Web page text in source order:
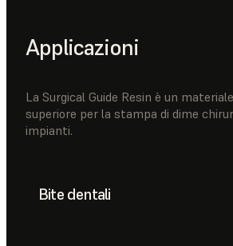
Applicazioni
La Surgical Guide Resin è un
superiore per la stampa di dime
impianti.
Bite dentali